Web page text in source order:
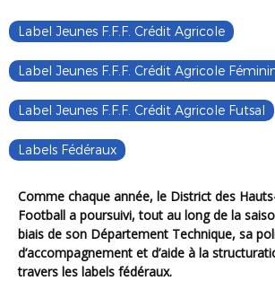
Label Jeunes F.F.F. Crédit Agricole
Label Jeunes F.F.F. Crédit Agricole
Label Jeunes F.F.F. Crédit Agricole Futsal
Labels Fédéraux
Comme chaque année, le District des Hauts-de-Seine de
Football a poursuivi, tout au long de la
biais de son Département Technique, sa
d’accompagnement et d’aide à la
travers les labels fédéraux.